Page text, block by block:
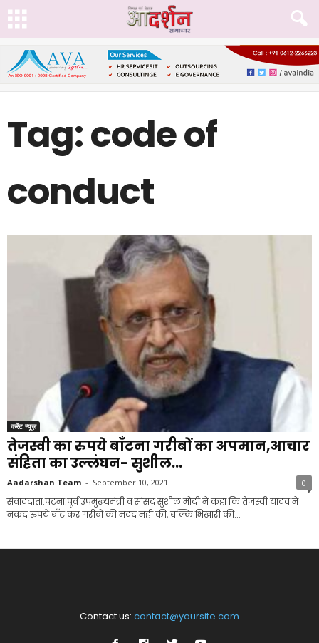
Tag: code of
conduct
करेंट न्यूज़
तेजस्वी का रुपये बाँटना गरीबों का अपमान,आचार
संहिता का उल्लंघन- सुशील...
Aadarshan Team - September 10, 2021 0
संवाददाता.पटना.पूर्व उपमुख्यमंत्री व सांसद सुशील मोदी ने कहा कि तेजस्वी यादव ने
नकद रुपये बाँट कर गरीबों की मदद नहीं की, बल्कि भिखारी की...
Contact us: contact@yoursite.com